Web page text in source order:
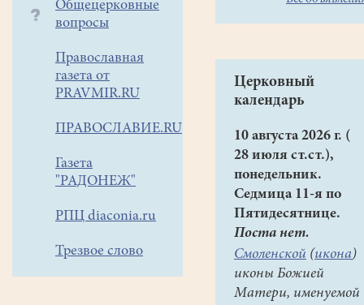
Общецерковные
вопросы
Православная
газета от
PRAVMIR.RU
ПРАВОСЛАВИЕ.RU
Газета
"РАДОНЕЖ"
РПЦ diaconia.ru
Трезвое слово
церковнославянски?
Вы,
дорогие
родители?
желание
научиться?
"Азбука",
которую
Церковный
календарь
10 августа 2026 г. (
28 июля ст.ст.),
понедельник.
Седмица 11-я по
Пятидесятнице.
Поста нет.
Смоленской (икона)
иконы Божией
Матери, именуемой